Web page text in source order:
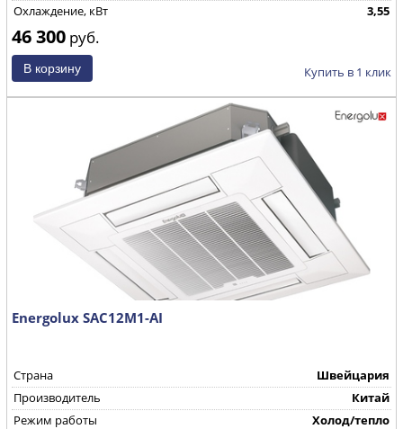
Охлаждение, кВт
3,55
46 300 руб.
Купить в 1 клик
Energolux SAC12M1-AI
Страна
Швейцария
Производитель
Китай
Режим работы
Холод/тепло